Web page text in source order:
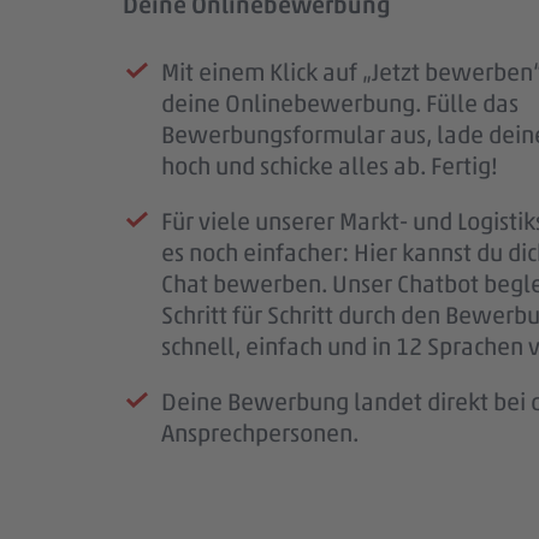
Mit einem Klick auf „Jetzt
deine Onlinebewerbung. Fülle das
Bewerbungsformular aus, lade
hoch und schicke alles ab. Fertig!
Für viele unserer Markt- und
es noch einfacher: Hier kannst du
Chat bewerben. Unser Chatbot
Schritt für Schritt durch den
schnell, einfach und in 12 Sprachen
Deine Bewerbung landet direkt bei
Ansprechpersonen.
Sobald deine Bewerbung bei uns
ist, erhältst du eine
Mail.
melden uns so schnell wie möglich
für deine Geduld – jede Bewerbung
wichtig.
Wenn wir Rückfragen haben,
Deine Bewerbung hat uns
laden wir dich zu einem persönlichen
Kennenlernen ein.
PENNY, deinem möglichen
Team – und wir lernen dich besser
Nach unserem Kennenlernen
eine finale Rückmeldung.
Wenn alles passt, klären wir die
bald im #teampenny willkommen